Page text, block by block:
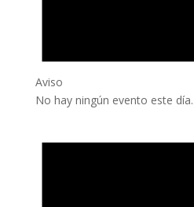
Aviso
No hay ningún evento este día.